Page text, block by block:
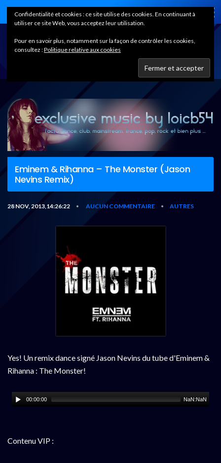
Home
Eminem & Rihanna – The Monster (Jason
Nevins Remix)
28 NOV, 2013,14:26:22 • AUCUN COMMENTAIRE • AUTRES
Yes! Un remix dance signé Jason Nevins du tube d'Eminem &
Rihanna : The Monster!
00:00:00 NaN:NaN
Contenu VIP :
Confidentialité et cookies : ce site utilise des cookies. En continuant à
utiliser ce site Web, vous acceptez leur utilisation.
Pour en savoir plus, notamment sur la façon de contrôler les cookies,
consultez :Politique relative aux cookies